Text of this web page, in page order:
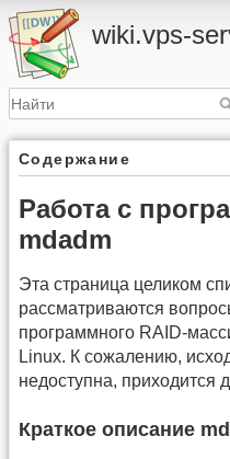
wiki.vps-
Содержание
Работа с
mdadm
Эта страница целиком
рассматриваются
программного RAID-
Linux. К сожалению,
недоступна, приходится
Краткое описание